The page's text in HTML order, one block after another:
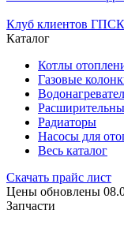
Клуб клиентов ГПС
Каталог
Котлы
Газовые
Радиаторы
Насосы для
Весь каталог
Скачать прайс лист
Цены обновлены
Запчасти